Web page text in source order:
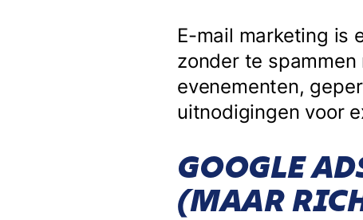
E-mail marketing is
zonder te
evenementen,
uitnodigingen voor
GOOGLE
(MAAR